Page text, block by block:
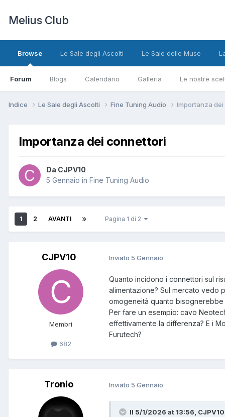
Melius Club
Browse
Forum Blogs Calendario Galleria Le nostre
Le Sale degli Ascolti Le Sale delle Muse
Indice Le Sale degli Ascolti Fine Tuning Audio Importanza
Importanza dei connettori
Da CJPV10
5 Gennaio in Fine Tuning Audio
1 2 AVANTI Pagina 1 di 2
CJPV10
Membri
682
Inviato 5 Gennaio
Quanto incidono i connettori sul
alimentazione? Sul mercato vedo
omogeneità quanto
Per fare un esempio: cavo
effettivamente la differenza? E i
Furutech?
Tronio Inviato 5 Gennaio
Il 5/1/2026 at 13:56,